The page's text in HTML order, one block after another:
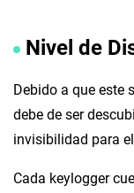
Nivel de
Debido a que este
debe de ser
invisibilidad para
Cada keylogger